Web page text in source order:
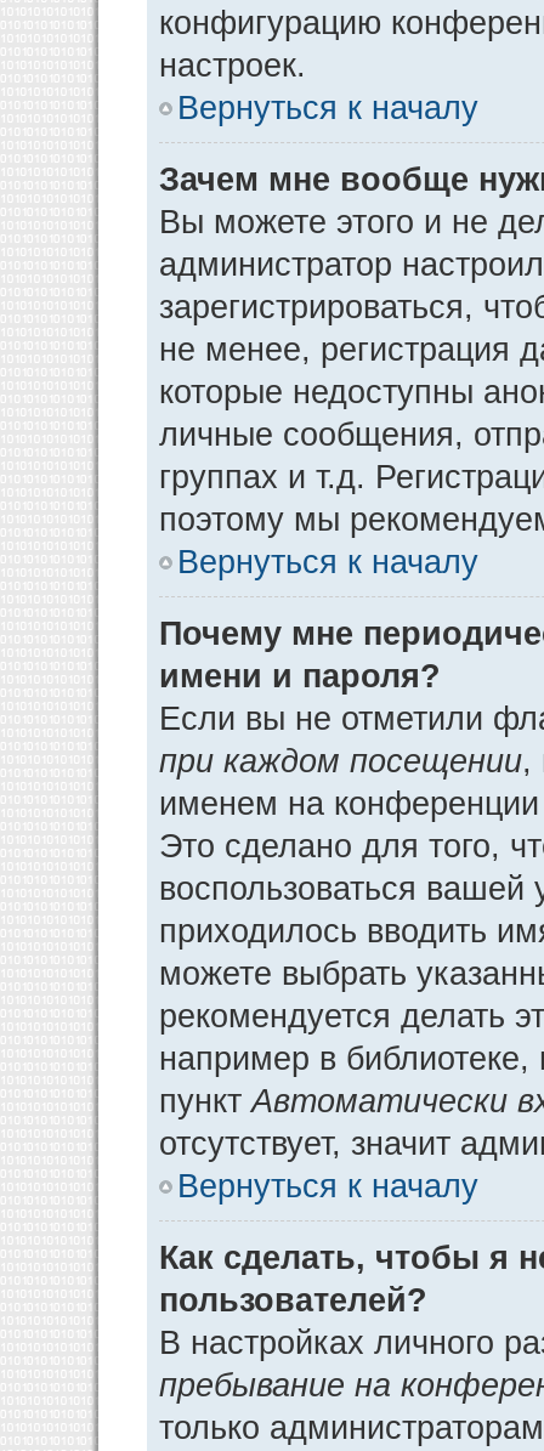
конфигурацию
настроек.
Вернуться к началу
Зачем мне вообще
Вы можете этого и не
администратор
зарегистрироваться,
не менее, регистрация
которые недоступны
личные сообщения,
группах и т.д.
поэтому мы
Вернуться к началу
Почему мне
имени и пароля?
Если вы не отметили
при каждом посещении,
именем на конференции
Это сделано для того,
воспользоваться
приходилось вводить
можете выбрать
рекомендуется делать
например в библиотеке,
пунктАвтоматически
отсутствует, значит
Вернуться к началу
Как сделать, чтобы я
пользователей?
В настройках личного
пребывание на
только